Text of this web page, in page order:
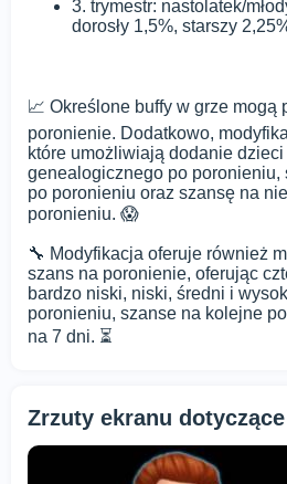
3. trymestr: nastolatek/
dorosły 1,5%, starszy
📈 Określone buffy w grze mogą
poronienie. Dodatkowo,
które umożliwiają dodanie
genealogicznego po poronieniu,
po poronieniu oraz szansę na
poronieniu. 😱
🔧 Modyfikacja oferuje również
szans na poronienie, oferując
bardzo niski, niski, średni i
poronieniu, szanse na kolejne
na 7 dni. ⏳
Zrzuty ekranu